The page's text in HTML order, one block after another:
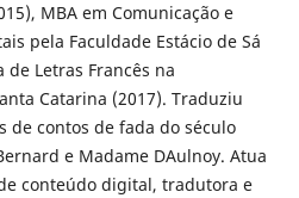
MBA em Comunicação e
pela Faculdade Estácio de Sá
de Letras Francês na
Catarina (2017). Traduziu
de contos de fada do século
e Madame DAulnoy. Atua
conteúdo digital, tradutora e